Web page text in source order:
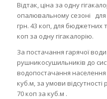
Відтак, ціна за одну
опалювальному сезоні
грн. 43 коп, для бюджетних
коп за одну гігакалорію.
За постачання гарячої
рушникосушильників до
водопостачання
куб.м, за умови
70 коп за куб.м .